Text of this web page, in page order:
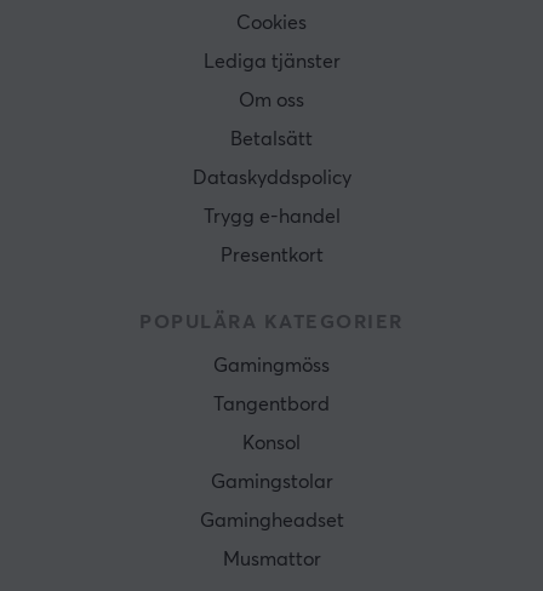
Cookies
Lediga tjänster
Om oss
Betalsätt
Dataskyddspolicy
Trygg e-handel
Presentkort
POPULÄRA KATEGORIER
Gamingmöss
Tangentbord
Konsol
Gamingstolar
Gamingheadset
Musmattor